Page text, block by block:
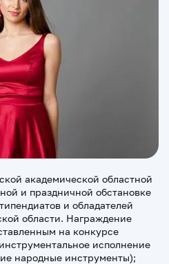
академической областной
и праздничной обстановке
и обладателей
области. Награждение
на конкурсе
исполнение
народные инструменты);